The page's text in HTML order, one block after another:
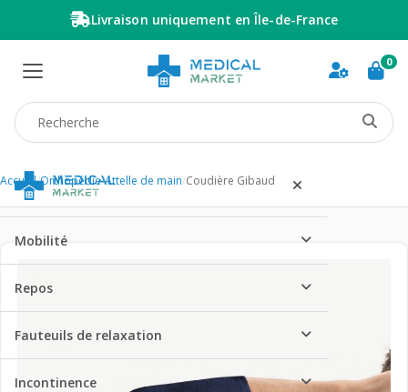
Livraison uniquement en Île-de-France
Recherche produit
0
Mobilité
Repos
Fauteuils de relaxation
Incontinence
Accueil/Orthopédie/Attelle de main/Coudière Gibaud